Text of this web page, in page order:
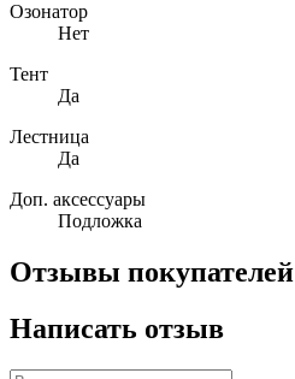
Озонатор
Нет
Тент
Да
Лестница
Да
Доп. аксессуары
Подложка
Отзывы покупателей
Написать отзыв